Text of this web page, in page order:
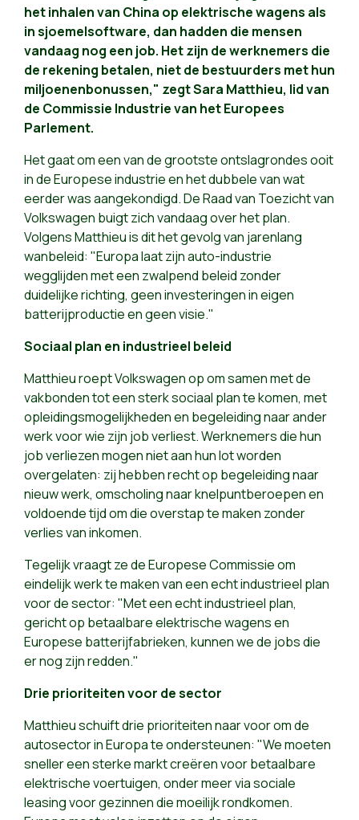
het inhalen van China op elektrische wagens als
in sjoemelsoftware, dan hadden die mensen
vandaag nog een job. Het zijn de werknemers die
de rekening betalen, niet de bestuurders met hun
miljoenenbonussen," zegt Sara Matthieu, lid van
de Commissie Industrie van het Europees
Parlement.
Het gaat om een van de grootste ontslagrondes ooit
in de Europese industrie en het dubbele van wat
eerder was aangekondigd. De Raad van Toezicht van
Volkswagen buigt zich vandaag over het plan.
Volgens Matthieu is dit het gevolg van jarenlang
wanbeleid: "Europa laat zijn auto-industrie
wegglijden met een zwalpend beleid zonder
duidelijke richting, geen investeringen in eigen
batterijproductie en geen visie."
Sociaal plan en industrieel beleid
Matthieu roept Volkswagen op om samen met de
vakbonden tot een sterk sociaal plan te komen, met
opleidingsmogelijkheden en begeleiding naar ander
werk voor wie zijn job verliest. Werknemers die hun
job verliezen mogen niet aan hun lot worden
overgelaten: zij hebben recht op begeleiding naar
nieuw werk, omscholing naar knelpuntberoepen en
voldoende tijd om die overstap te maken zonder
verlies van inkomen.
Tegelijk vraagt ze de Europese Commissie om
eindelijk werk te maken van een echt industrieel plan
voor de sector: "Met een echt industrieel plan,
gericht op betaalbare elektrische wagens en
Europese batterijfabrieken, kunnen we de jobs die
er nog zijn redden."
Drie prioriteiten voor de sector
Matthieu schuift drie prioriteiten naar voor om de
autosector in Europa te ondersteunen: "We moeten
sneller een sterke markt creëren voor betaalbare
elektrische voertuigen, onder meer via sociale
leasing voor gezinnen die moeilijk rondkomen.